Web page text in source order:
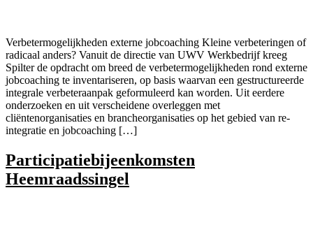
Verbetermogelijkheden externe jobcoaching Kleine verbeteringen of
radicaal anders?​ Vanuit de directie van UWV Werkbedrijf kreeg
Spilter de opdracht om breed de verbetermogelijkheden rond externe
jobcoaching te inventariseren, op basis waarvan een gestructureerde
integrale verbeteraanpak geformuleerd kan worden. Uit eerdere
onderzoeken en uit verscheidene overleggen met
cliëntenorganisaties en brancheorganisaties op het gebied van re-
integratie en jobcoaching […]
Participatiebijeenkomsten
Heemraadssingel